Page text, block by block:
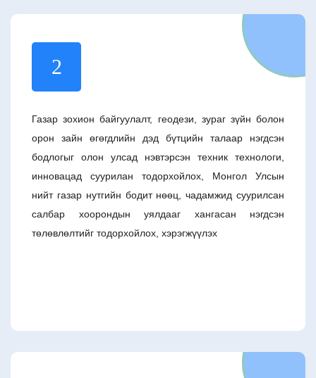
2
Газар зохион байгуулалт, геодези, зураг зүйн болон
орон зайн өгөгдлийн дэд бүтцийн талаар нэгдсэн
бодлогыг олон улсад нэвтэрсэн техник технологи,
инновацад суурилан тодорхойлох, Монгол Улсын
нийт газар нутгийн бодит нөөц, чадамжид суурилсан
салбар хоорондын уялдааг хангасан нэгдсэн
төлөвлөлтийг тодорхойлох, хэрэгжүүлэх